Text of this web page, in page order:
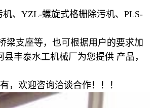
、YZL-螺旋式格栅除污机、PLS-
梁支座等，也可根据用户的要求加
县丰泰水工机械厂为您提供 产品，
，欢迎咨询洽谈合作！！！